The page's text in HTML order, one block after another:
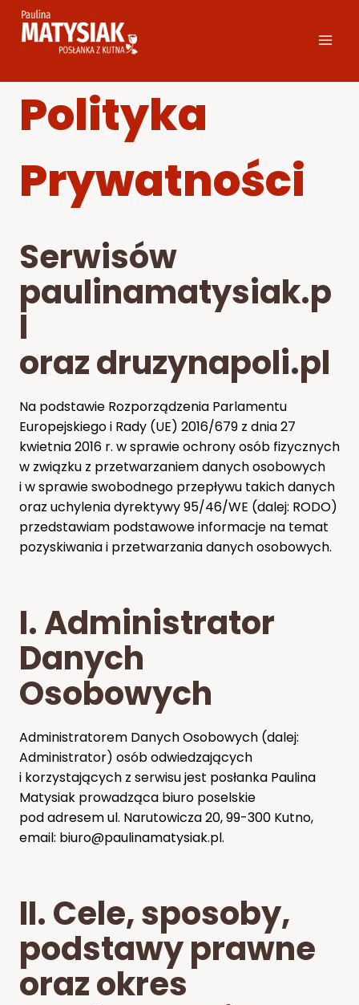
Przejdź
Polityka
Prywatności
Serwisów
paulinamatysiak.p
l
oraz druzynapoli.pl
Na podstawie Rozporządzenia Parlamentu
Europejskiego i Rady (UE) 2016/679 z dnia 27
kwietnia 2016 r. w sprawie ochrony osób fizycznych
w związku z przetwarzaniem danych osobowych
i w sprawie swobodnego przepływu takich danych
oraz uchylenia dyrektywy 95/46/WE (dalej: RODO)
przedstawiam podstawowe informacje na temat
pozyskiwania i przetwarzania danych osobowych.
I. Administrator
Danych
Osobowych
Administratorem Danych Osobowych (dalej:
Administrator) osób odwiedzających
i korzystających z serwisu jest posłanka Paulina
Matysiak prowadząca biuro poselskie
pod adresem ul. Narutowicza 20, 99-300 Kutno,
email: biuro@paulinamatysiak.pl.
II. Cele, sposoby,
podstawy prawne
oraz okres